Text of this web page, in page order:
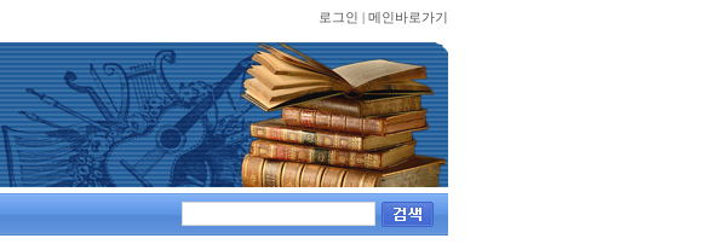
로그인 메인바로가기